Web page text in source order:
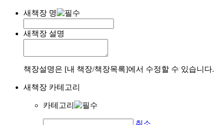
새책장 명
새책장 설명
책장설명은 [내 책장/책장목록]에서 수정할 수 있습니다.
새책장 카테고리
카테고리